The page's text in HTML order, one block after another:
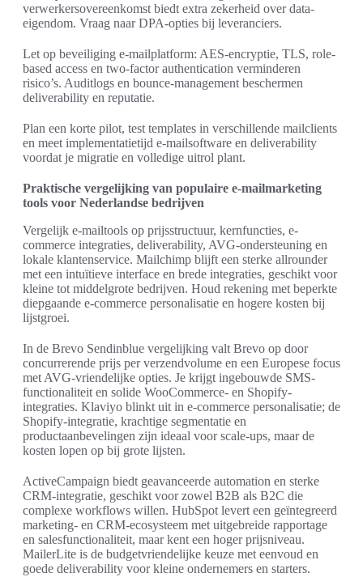
verwerkersovereenkomst biedt extra zekerheid over data-
eigendom. Vraag naar DPA-opties bij leveranciers.
Let op beveiliging e-mailplatform: AES-encryptie, TLS, role-
based access en two-factor authentication verminderen
risico’s. Auditlogs en bounce-management beschermen
deliverability en reputatie.
Plan een korte pilot, test templates in verschillende mailclients
en meet implementatietijd e-mailsoftware en deliverability
voordat je migratie en volledige uitrol plant.
Praktische vergelijking van populaire e-mailmarketing
tools voor Nederlandse bedrijven
Vergelijk e-mailtools op prijsstructuur, kernfuncties, e-
commerce integraties, deliverability, AVG-ondersteuning en
lokale klantenservice. Mailchimp blijft een sterke allrounder
met een intuïtieve interface en brede integraties, geschikt voor
kleine tot middelgrote bedrijven. Houd rekening met beperkte
diepgaande e-commerce personalisatie en hogere kosten bij
lijstgroei.
In de Brevo Sendinblue vergelijking valt Brevo op door
concurrerende prijs per verzendvolume en een Europese focus
met AVG-vriendelijke opties. Je krijgt ingebouwde SMS-
functionaliteit en solide WooCommerce- en Shopify-
integraties. Klaviyo blinkt uit in e-commerce personalisatie; de
Shopify-integratie, krachtige segmentatie en
productaanbevelingen zijn ideaal voor scale-ups, maar de
kosten lopen op bij grote lijsten.
ActiveCampaign biedt geavanceerde automation en sterke
CRM-integratie, geschikt voor zowel B2B als B2C die
complexe workflows willen. HubSpot levert een geïntegreerd
marketing- en CRM-ecosysteem met uitgebreide rapportage
en salesfunctionaliteit, maar kent een hoger prijsniveau.
MailerLite is de budgetvriendelijke keuze met eenvoud en
goede deliverability voor kleine ondernemers en starters.